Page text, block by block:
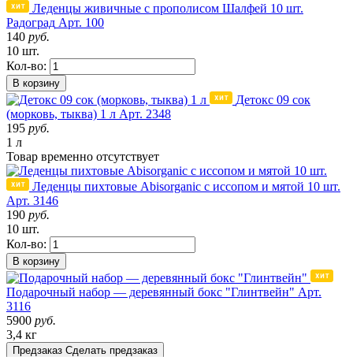
Леденцы живичные с прополисом Шалфей 10 шт.
Радоград Арт. 100
140 руб.
10 шт.
Кол-во:
В корзину
Детокс 09 сок
(морковь, тыква) 1 л Арт. 2348
195 руб.
1 л
Товар временно отсутствует
Леденцы пихтовые Abisorganic с иссопом и мятой 10 шт.
Арт. 3146
190 руб.
10 шт.
Кол-во:
В корзину
Подарочный набор — деревянный бокс "Глинтвейн" Арт.
3116
5900 руб.
3,4 кг
Предзаказ Сделать предзаказ